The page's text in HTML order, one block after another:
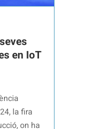
en IoT
la fira
on ha